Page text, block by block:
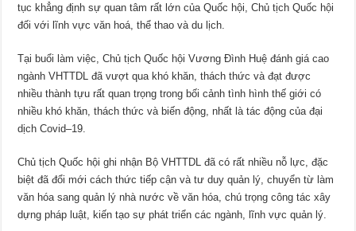
tục khẳng định sự quan tâm rất lớn của Quốc hội, Chủ tịch Quốc hội
đối với lĩnh vực văn hoá, thể thao và du lịch.
Tại buổi làm việc, Chủ tịch Quốc hội Vương Đình Huệ đánh giá cao
ngành VHTTDL đã vượt qua khó khăn, thách thức và đạt được
nhiều thành tựu rất quan trọng trong bối cảnh tình hình thế giới có
nhiều khó khăn, thách thức và biến động, nhất là tác động của đại
dịch Covid–19.
Chủ tịch Quốc hội ghi nhận Bộ VHTTDL đã có rất nhiều nỗ lực, đặc
biệt đã đổi mới cách thức tiếp cận và tư duy quản lý, chuyển từ làm
văn hóa sang quản lý nhà nước về văn hóa, chú trọng công tác xây
dựng pháp luật, kiến tạo sự phát triển các ngành, lĩnh vực quản lý.